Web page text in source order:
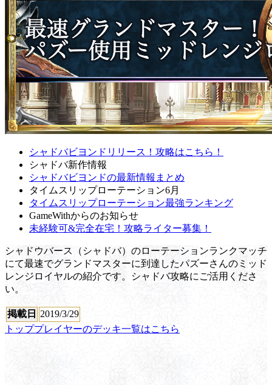
シャドバビヨンドリリース！攻略はこちら！
シャドバ新作情報
シャドバビヨンドの最新情報まとめ
タイムスリップローテーション6月
タイムスリップローテーション最強ランキング
GameWithからのお知らせ
未経験可&完全在宅！攻略ライター募集！
シャドウバース（シャドバ）のローテーションランクマッチ
にて最速でグランドマスターに到達したパズーさんのミッド
レンジロイヤルの紹介です。シャドバ攻略にご活用くださ
い。
掲載日
2019/3/29
トッププレイヤーのデッキ一覧はこちら